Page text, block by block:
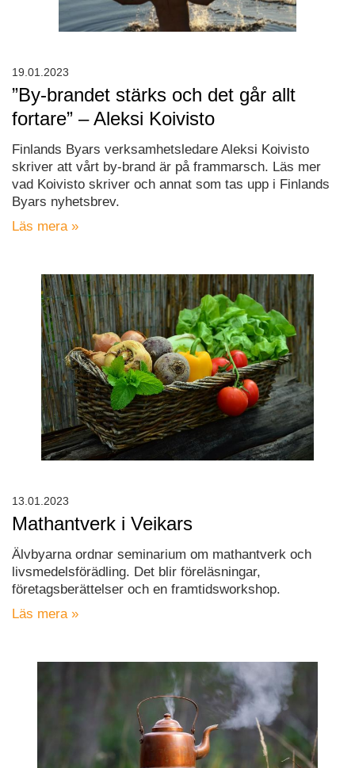
”By-brandet stärks och det går allt
fortare” – Aleksi Koivisto
Finlands Byars verksamhetsledare Aleksi Koivisto
skriver att vårt by-brand är på frammarsch. Läs mer
vad Koivisto skriver och annat som tas upp i Finlands
Byars nyhetsbrev.
Läs mera »
19.01.2023
Mathantverk i Veikars
Älvbyarna ordnar seminarium om mathantverk och
livsmedelsförädling. Det blir föreläsningar,
företagsberättelser och en framtidsworkshop.
Läs mera »
13.01.2023